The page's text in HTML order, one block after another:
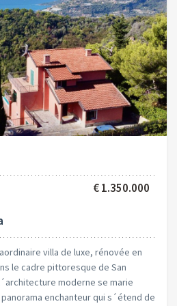
€ 1.350.000
villa de luxe, rénovée en
le cadre pittoresque de San
moderne se marie
enchanteur qui s´étend de